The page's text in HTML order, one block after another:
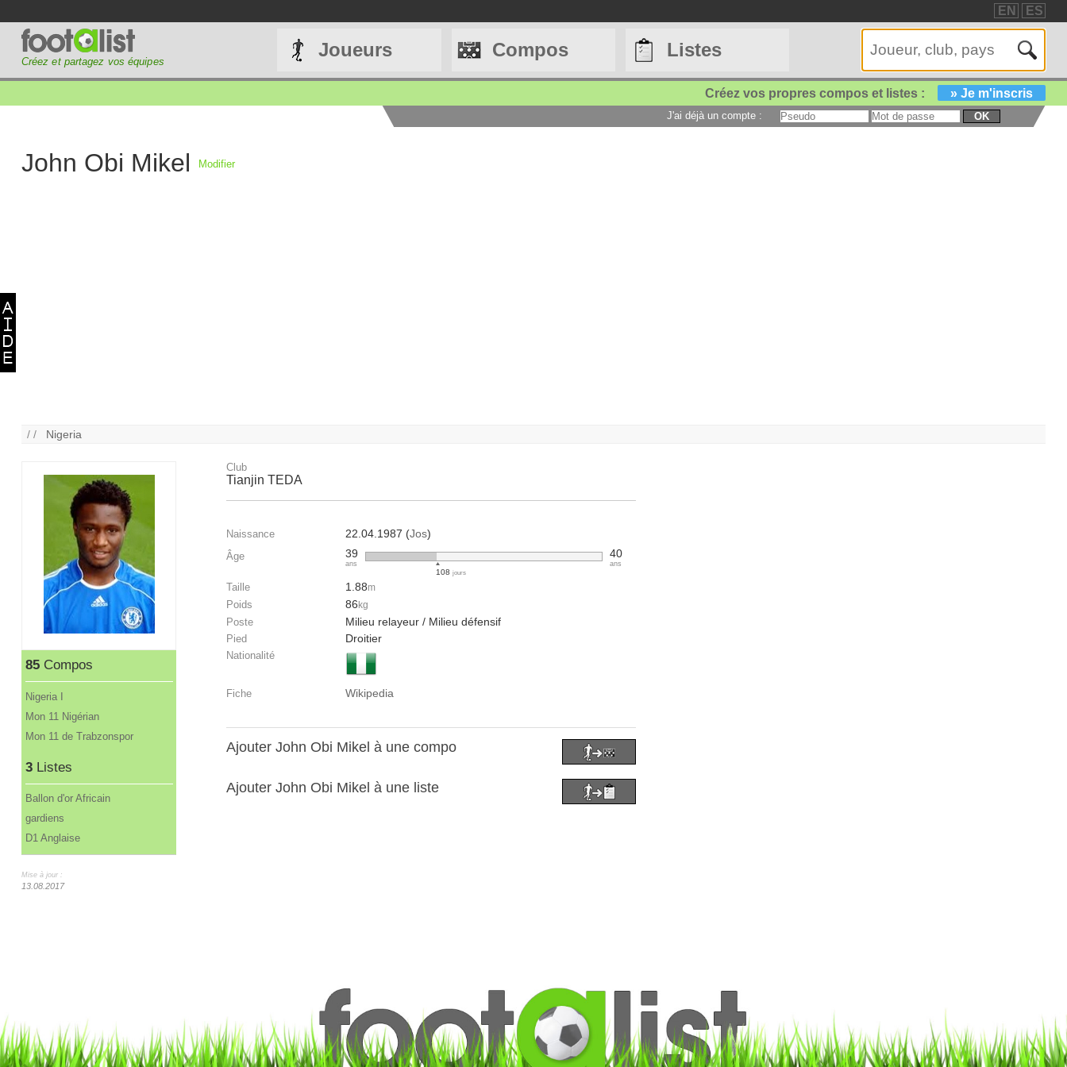
EN ES
Créez et partagez vos équipes
Joueurs Compos Listes
Créez vos propres compos et listes : » Je m'inscris
J'ai déjà un compte : OK
John Obi Mikel Modifier
/ / Nigeria
85Compos
Nigeria I
Mon 11 Nigérian
Mon 11 de Trabzonspor
3Listes
Ballon d'or Africain
gardiens
D1 Anglaise
Mise à jour :
13.08.2017
Club
Tianjin TEDA
Naissance 22.04.1987 (Jos)
Âge 39
ans
108 jours
40
ans
Taille 1.88m
Poids 86 kg
Poste Milieu relayeur / Milieu défensif
Pied Droitier
Nationalité
Fiche Wikipedia
Ajouter John Obi Mikel à une compo
Ajouter John Obi Mikel à une liste